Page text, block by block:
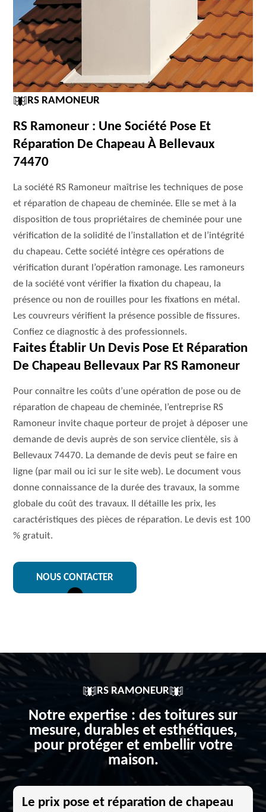
RS RAMONEUR
RS Ramoneur : Une Société Pose Et
Réparation De Chapeau À Bellevaux
74470
La société RS Ramoneur maîtrise les techniques de pose
et réparation de chapeau de cheminée. Elle se met à la
disposition de tous propriétaires de cheminée pour une
vérification de la solidité de l’installation et de l’intégrité
du chapeau. Cette société intègre ces opérations de
vérification durant l’opération ramonage. Les ramoneurs
de la société vont vérifier la fixation du chapeau, la
présence ou non de rouilles pour les fixations en métal.
Les couvreurs vérifient la présence possible de fissures.
Confiez ce diagnostic à des professionnels.
Faites Établir Un Devis Pose Et Réparation
De Chapeau Bellevaux Par RS Ramoneur
Pour connaître les coûts d’une opération de pose ou de
réparation de chapeau de cheminée, l’entreprise RS
Ramoneur invite chaque porteur de projet à déposer une
demande de devis auprès de son service clientèle, sis à
Bellevaux 74470. La demande de devis peut se faire en
ligne (par mail ou ici sur le site web). Le document vous
donne connaissance de la durée des travaux, la somme
globale du coût des travaux. Il détaille les prix, les
caractéristiques des pièces de réparation. Le devis est 100
% gratuit.
NOUS CONTACTER
RS RAMONEUR
Notre expertise : des toitures sur
mesure, durables et esthétiques,
pour protéger et embellir votre
maison.
Le prix pose et réparation de chapeau